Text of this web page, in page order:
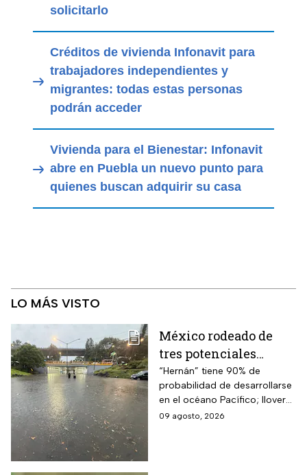
solicitarlo
Créditos de vivienda Infonavit para
trabajadores independientes y
migrantes: todas estas personas
podrán acceder
Vivienda para el Bienestar: Infonavit
abre en Puebla un nuevo punto para
quienes buscan adquirir su casa
LO MÁS VISTO
México rodeado de
tres potenciales
ciclones; “Hernán” se
coloca en el mapa del
Pacífico
“Hernán” tiene 90% de
probabilidad de desarrollarse
en el océano Pacífico; lloverá
muy fuerte en cuatro estados
09 agosto, 2026